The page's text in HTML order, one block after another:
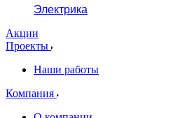
Электрика
Акции
Проекты
Наши работы
Компания